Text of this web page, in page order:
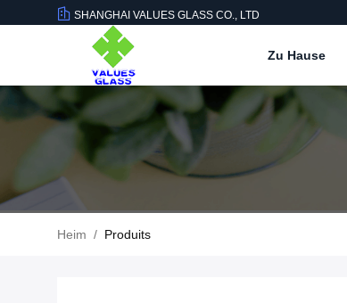
SHANGHAI VALUES GLASS CO., LTD
Zu Hause
Heim / Produits